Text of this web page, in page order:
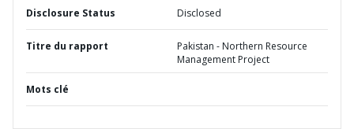
Disclosure Status Disclosed
Titre du rapport
Pakistan - Northern Resource
Management Project
Mots clé